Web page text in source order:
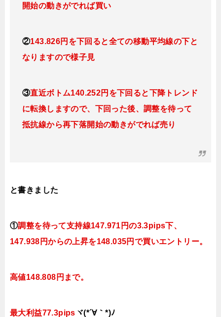
開始の動きがでれば買い
②143.826円を下回ると全ての移動平均線の下と
なりますので様子見
③直近ボトム140.252円を下回ると下降トレンド
に転換しますので、下回った後、調整を待って
抵抗線から再下落開始の動きがでれば売り
と書きました
①調整を待って支持線147.971円の3.3pips下、
147.938円からの上昇を148.035円で買いエントリー。
高値148.808円まで。
最大利益77.3pips ヾ(*´∀｀*)ﾉ